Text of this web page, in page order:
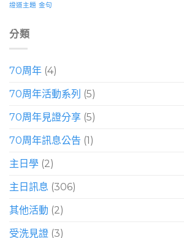
證道主題 金句
分類
70周年 (4)
70周年活動系列 (5)
70周年見證分享 (5)
70周年訊息公告 (1)
主日學 (2)
主日訊息 (306)
其他活動 (2)
受洗見證 (3)